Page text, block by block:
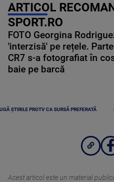
ARTICOL
SPORT.RO
FOTO Georgina
'interzisă' pe rețele.
CR7 s-a fotografiat în
baie pe barcă
ȘTIRILE PROTV CA SURSĂ PREFERATĂ
Acest articol este un material